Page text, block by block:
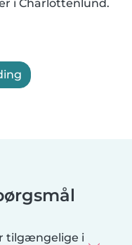
i Charlottenlund.
tilgængelige i